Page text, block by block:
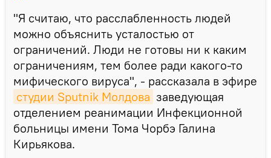
"Я считаю, что расслабленность людей
можно объяснить усталостью от
ограничений. Люди не готовы ни к каким
ограничениям, тем более ради какого-то
мифического вируса", - рассказала в эфире
студии Sputnik Молдова заведующая
отделением реанимации Инфекционной
больницы имени Тома Чорбэ Галина
Кирьякова.